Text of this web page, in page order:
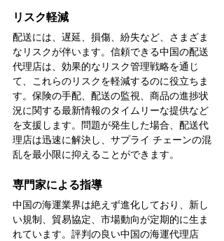
リスク軽減
配送には、遅延、損傷、紛失など、さまざま
なリスクが伴います。信頼できる中国の配送
代理店は、効果的なリスク管理戦略を通じ
て、これらのリスクを軽減するのに役立ちま
す。保険の手配、配送の監視、商品の進捗状
況に関する最新情報のタイムリーな提供など
を支援します。問題が発生した場合、配送代
理店は迅速に解決し、サプライ チェーンの混
乱を最小限に抑えることができます。
専門家による指導
中国の海運業界は絶えず進化しており、新し
い規制、貿易協定、市場動向が定期的に生ま
れています。評判の良い中国の海運代理店